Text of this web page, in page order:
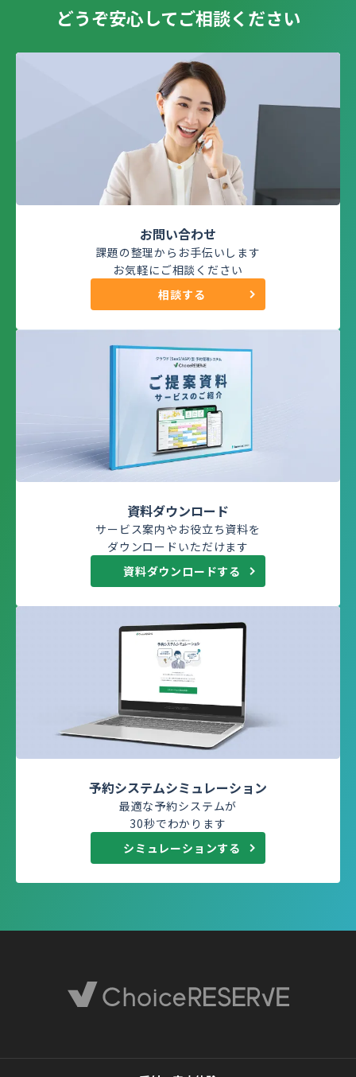
どうぞ安心してご相談ください
お問い合わせ
課題の整理からお手伝いします
お気軽にご相談ください
相談する
資料ダウンロード
サービス案内やお役立ち資料を
ダウンロードいただけます
資料ダウンロードする
予約システムシミュレーション
最適な予約システムが
30秒でわかります
シミュレーションする